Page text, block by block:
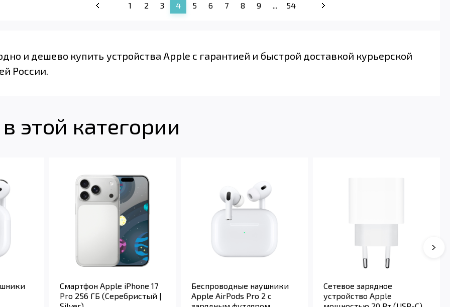
1 2 3 4 5 6 7 8 9 ... 54
и дешево купить устройства Apple с гарантией и быстрой доставкой курьерской
России.
этой категории
Смартфон Apple iPhone 17
Pro 256 ГБ (Серебристый |
Беспроводные наушники
Apple AirPods Pro 2 с
Сетевое зарядное
устройство Apple